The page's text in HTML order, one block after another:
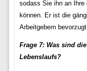
sodass Sie ihn an Ihre
können. Er ist die
Arbeitgebern
Frage 7: Was sind
Lebenslaufs?